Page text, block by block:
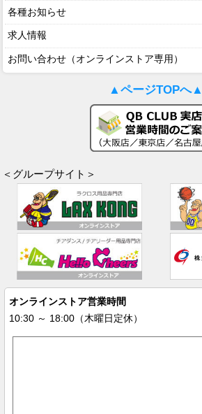
各種お知らせ
求人情報
お問い合わせ（オンラインストア専用）
▲ページTOPへ▲
＜グループサイト＞
オンラインストア営業時間
10:30 ～ 18:00（木曜日定休）